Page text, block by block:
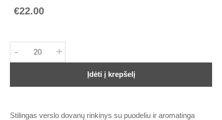
€22.00
- +
Įdėti į krepšelį
Stilingas verslo dovanų rinkinys su puodeliu ir aromatinga